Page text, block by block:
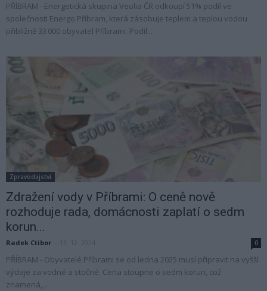
PŘÍBRAM - Energetická skupina Veolia ČR odkoupí 51% podíl ve
společnosti Energo Příbram, která zásobuje teplem a teplou vodou
přibližně 33 000 obyvatel Příbrami. Podíl...
Zpravodajství
Zdražení vody v Příbrami: O ceně nově
rozhoduje rada, domácnosti zaplatí o sedm
korun...
Radek Ctibor 0
PŘÍBRAM - Obyvatelé Příbrami se od ledna 2025 musí připravit na vyšší
výdaje za vodné a stočné. Cena stoupne o sedm korun, což
znamená,...